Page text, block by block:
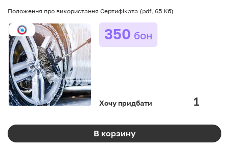
Положення про використання Сертифіката (pdf, 65 Кб)
350 бон
Хочу придбати
В корзину